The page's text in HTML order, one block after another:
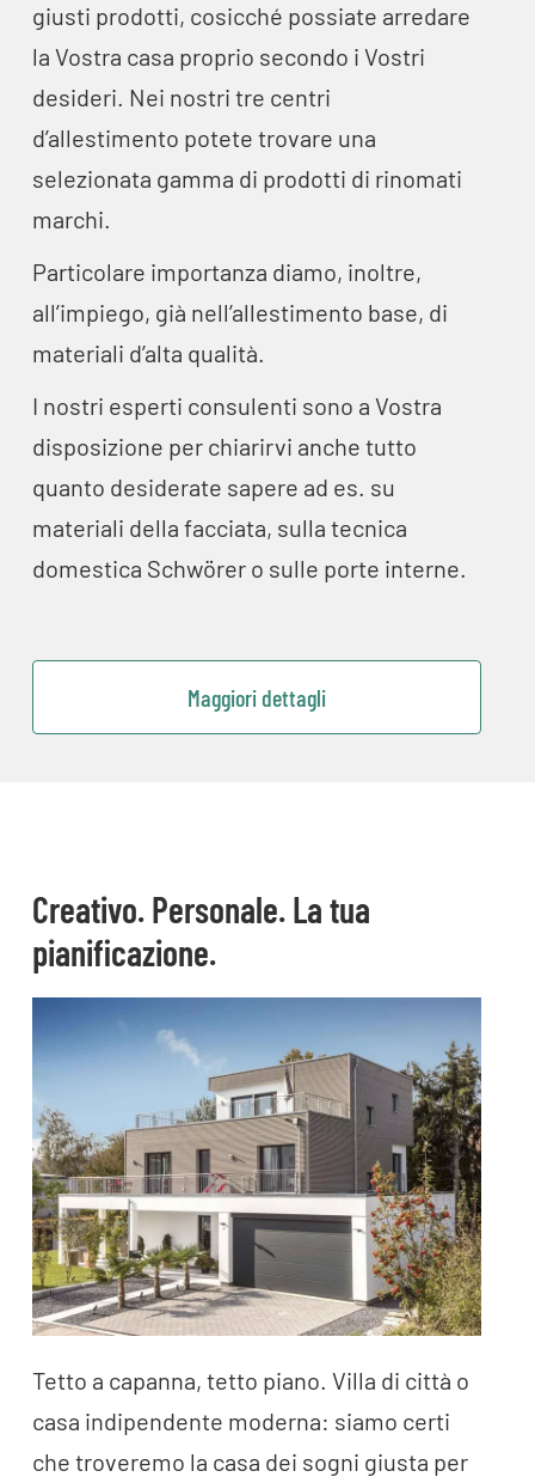
giusti prodotti, cosicché possiate arredare
la Vostra casa proprio secondo i Vostri
desideri. Nei nostri tre centri
d’allestimento potete trovare una
selezionata gamma di prodotti di rinomati
marchi.
Particolare importanza diamo, inoltre,
all’impiego, già nell’allestimento base, di
materiali d’alta qualità.
I nostri esperti consulenti sono a Vostra
disposizione per chiarirvi anche tutto
quanto desiderate sapere ad es. su
materiali della facciata, sulla tecnica
domestica Schwörer o sulle porte interne.
Maggiori dettagli
Creativo. Personale. La tua
pianificazione.
Tetto a capanna, tetto piano. Villa di città o
casa indipendente moderna: siamo certi
che troveremo la casa dei sogni giusta per